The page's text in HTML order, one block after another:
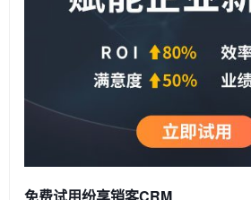
免费试用纷享销客CRM